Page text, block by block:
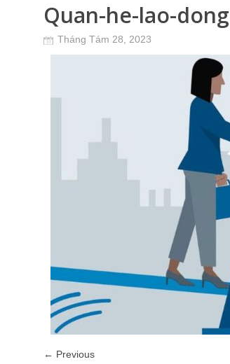
Quan-he-lao-dong
Tháng Tám 28, 2023
← Previous